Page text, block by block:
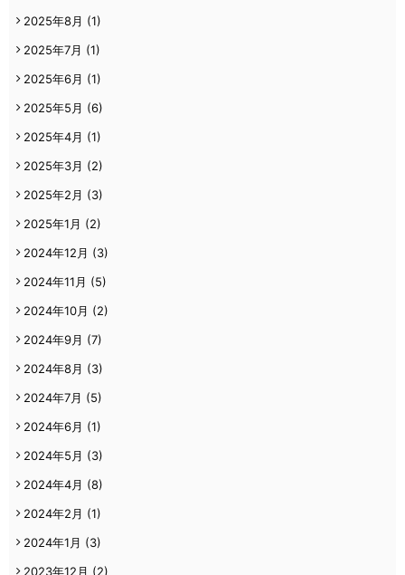
2025年8月 (1)
2025年7月 (1)
2025年6月 (1)
2025年5月 (6)
2025年4月 (1)
2025年3月 (2)
2025年2月 (3)
2025年1月 (2)
2024年12月 (3)
2024年11月 (5)
2024年10月 (2)
2024年9月 (7)
2024年8月 (3)
2024年7月 (5)
2024年6月 (1)
2024年5月 (3)
2024年4月 (8)
2024年2月 (1)
2024年1月 (3)
2023年12月 (2)